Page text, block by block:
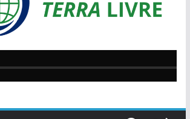
Operação contra o tráfico apreende
cocaína avaliada em mais de R$
200 mil em Teresina
de Teresina
El Niño mantém calor intenso e